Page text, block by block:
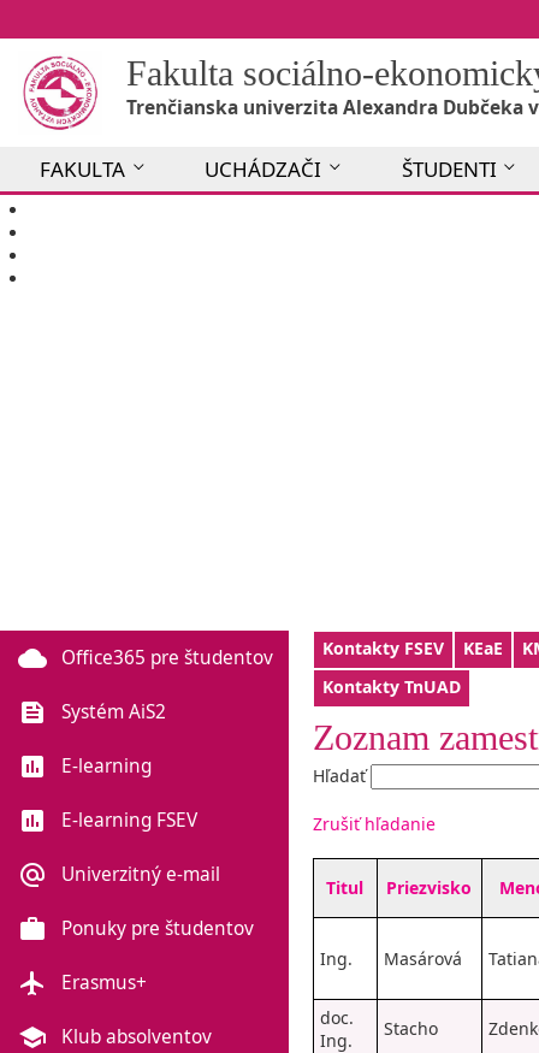
Fakulta sociálno-
Trenčianska univerzita Alexandra Dubčeka
FAKULTA UCHÁDZAČI ŠTUDENTI
Kontakty FSEV KEaE
Kontakty TnUAD
Zoznam
Hľadať
Zrušiť hľadanie
Titul Priezvisko
Ing. Masárová
doc.
Ing.
Stacho
cloud Office365 pre študentov
feed Systém AiS2
poll E-learning
poll E-learning FSEV
alternate_email Univerzitný e-mail
work Ponuky pre študentov
flight Erasmus+
school Klub absolventov